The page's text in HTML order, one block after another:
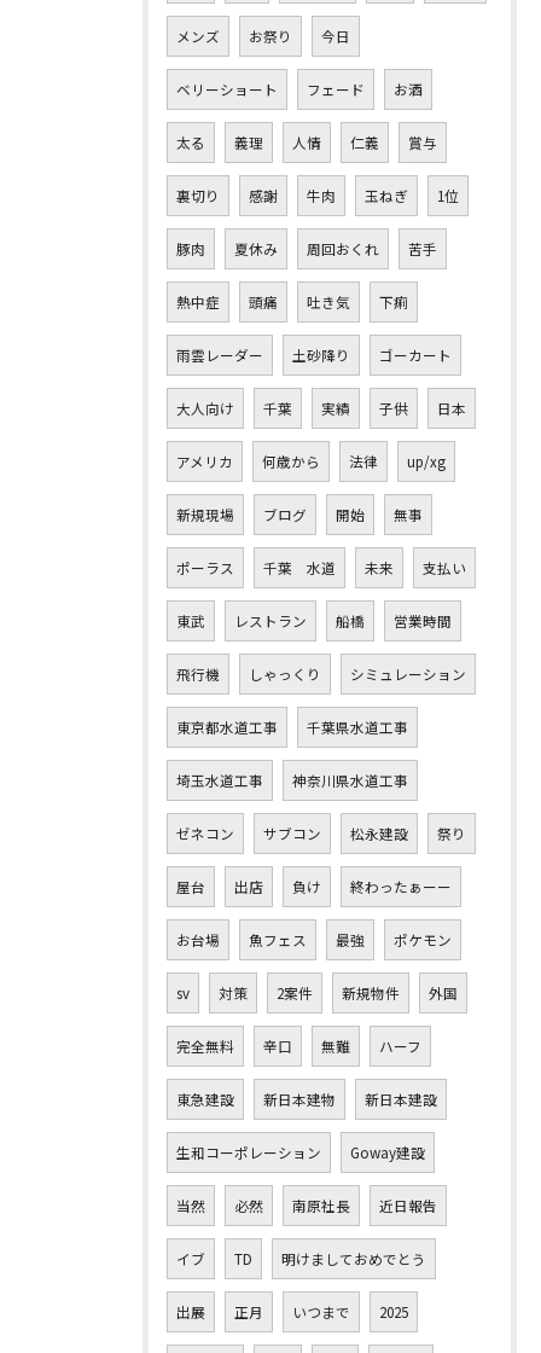
メンズ お祭り 今日
ベリーショート フェード お酒
太る 義理 人情 仁義 賞与
裏切り 感謝 牛肉 玉ねぎ 1位
豚肉 夏休み 周回おくれ 苦手
熱中症 頭痛 吐き気 下痢
雨雲レーダー 土砂降り ゴーカート
大人向け 千葉 実績 子供 日本
アメリカ 何歳から 法律 up/xg
新規現場 ブログ 開始 無事
ポーラス 千葉 水道 未来 支払い
東武 レストラン 船橋 営業時間
飛行機 しゃっくり シミュレーション
東京都水道工事 千葉県水道工事
埼玉水道工事 神奈川県水道工事
ゼネコン サブコン 松永建設 祭り
屋台 出店 負け 終わったぁーー
お台場 魚フェス 最強 ポケモン
sv 対策 2案件 新規物件 外国
完全無料 辛口 無難 ハーフ
東急建設 新日本建物 新日本建設
生和コーポレーション Goway建設
当然 必然 南原社長 近日報告
イブ TD 明けましておめでとう
出展 正月 いつまで 2025